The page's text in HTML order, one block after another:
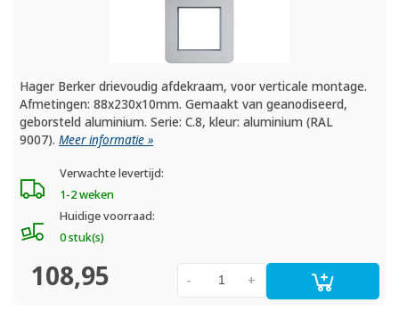
Hager Berker drievoudig afdekraam, voor verticale montage.
Afmetingen: 88x230x10mm. Gemaakt van geanodiseerd,
geborsteld aluminium. Serie: C.8, kleur: aluminium (RAL
9007).Meer informatie »
Verwachte levertijd:
1-2 weken
Huidige voorraad:
0 stuk(s)
108,95 +
-